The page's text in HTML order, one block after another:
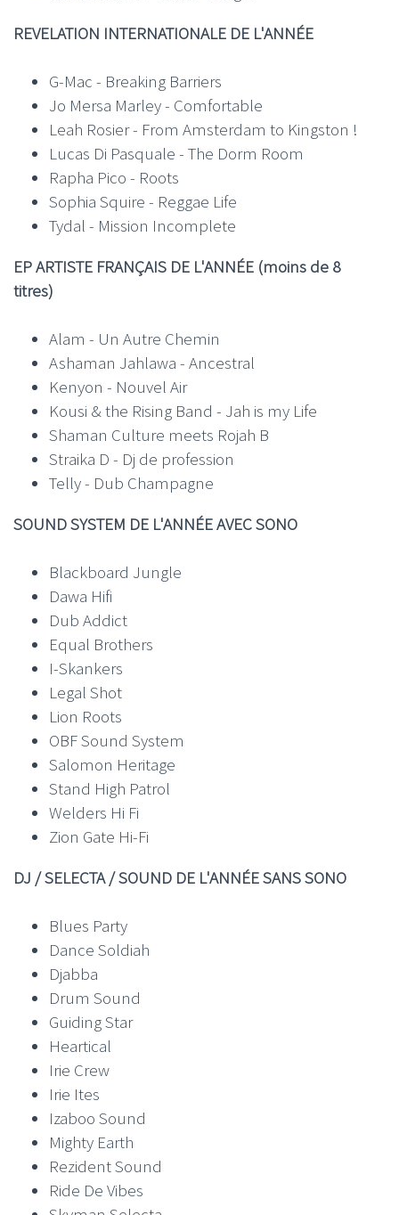
REVELATION INTERNATIONALE DE L'ANNÉE
G-Mac - Breaking Barriers
Jo Mersa Marley - Comfortable
Leah Rosier - From Amsterdam to Kingston !
Lucas Di Pasquale - The Dorm Room
Rapha Pico - Roots
Sophia Squire - Reggae Life
Tydal - Mission Incomplete
EP ARTISTE FRANÇAIS DE L'ANNÉE (moins de 8
titres)
Alam - Un Autre Chemin
Kenyon - Nouvel Air
Kousi & the Rising Band - Jah is my Life
Shaman Culture meets Rojah B
Straika D - Dj de profession
Telly - Dub Champagne
SOUND SYSTEM DE L'ANNÉE AVEC SONO
Blackboard Jungle
Dawa Hifi
Dub Addict
Equal Brothers
I-Skankers
Legal Shot
Lion Roots
OBF Sound System
Salomon Heritage
Stand High Patrol
Welders Hi Fi
Zion Gate Hi-Fi
DJ / SELECTA / SOUND DE L'ANNÉE SANS SONO
Blues Party
Dance Soldiah
Djabba
Drum Sound
Guiding Star
Heartical
Irie Crew
Irie Ites
Izaboo Sound
Mighty Earth
Rezident Sound
Ride De Vibes